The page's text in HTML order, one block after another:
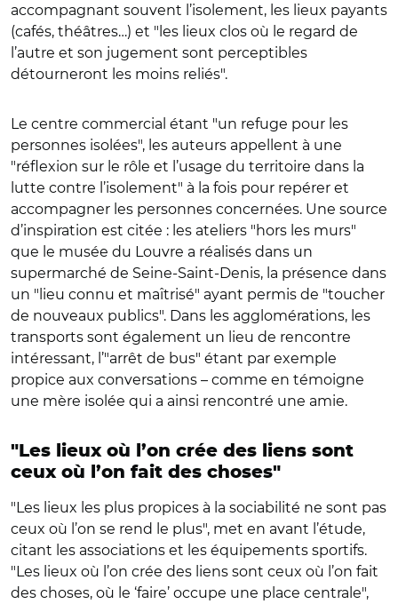
accompagnant souvent l’isolement, les lieux payants
(cafés, théâtres…) et "les lieux clos où le regard de
l’autre et son jugement sont perceptibles
détourneront les moins reliés".
Le centre commercial étant "un refuge pour les
personnes isolées", les auteurs appellent à une
"réflexion sur le rôle et l’usage du territoire dans la
lutte contre l’isolement" à la fois pour repérer et
accompagner les personnes concernées. Une source
d’inspiration est citée : les ateliers "hors les murs"
que le musée du Louvre a réalisés dans un
supermarché de Seine-Saint-Denis, la présence dans
un "lieu connu et maîtrisé" ayant permis de "toucher
de nouveaux publics". Dans les agglomérations, les
transports sont également un lieu de rencontre
intéressant, l’"arrêt de bus" étant par exemple
propice aux conversations – comme en témoigne
une mère isolée qui a ainsi rencontré une amie.
"Les lieux où l’on crée des liens sont
ceux où l’on fait des choses"
"Les lieux les plus propices à la sociabilité ne sont pas
ceux où l’on se rend le plus", met en avant l’étude,
citant les associations et les équipements sportifs.
"Les lieux où l’on crée des liens sont ceux où l’on fait
des choses, où le ‘faire’ occupe une place centrale",